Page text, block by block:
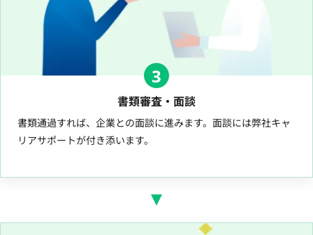
3
書類審査・面談
書類通過すれば、企業との面談に進みます。面談には弊社キャ
リアサポートが付き添います。